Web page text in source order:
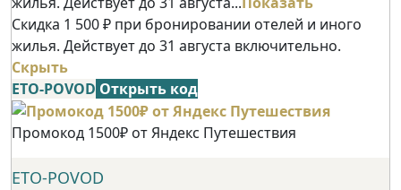
Скидка 1 500 ₽ при бронировании отелей и иного
жилья. Действует до 31 августа включительно.
Скрыть
ETO-POVOD Открыть код
Промокод 1500₽ от Яндекс Путешествия
ETO-POVOD